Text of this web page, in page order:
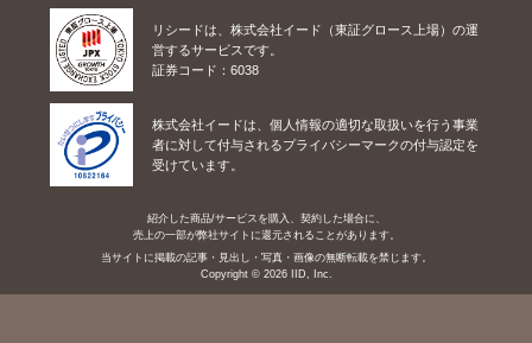
リシードは、株式会社イード（東証グロース上場）の運
営するサービスです。
証券コード：6038
株式会社イードは、個人情報の適切な取扱いを行う事業
者に対して付与されるプライバシーマークの付与認定を
受けています。
紹介した商品/サービスを購入、契約した場合に、
売上の一部が弊社サイトに還元されることがあります。
当サイトに掲載の記事・見出し・写真・画像の無断転載を禁じます。
Copyright © 2026 IID, Inc.